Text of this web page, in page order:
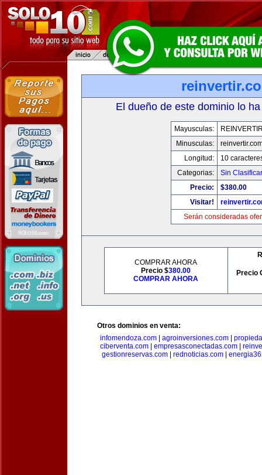
El dueño de este dominio lo
Mayusculas:
Minusculas:
Longitud:
10
Categorias:
Sin Clasificar
Precio:
$380.00
Visitar!
Serán consideradas
COMPRAR AHORA
Precio $380.00
COMPRAR AHORA
Precio
Otros dominios en venta:
infomendoza.com
agroinversiones.com
ciberventa.com| empresasconectadas.com|
gestionreservas.com| rednoticias.com|